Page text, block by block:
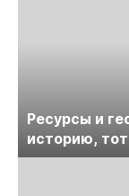
Ресурсы и
историю,